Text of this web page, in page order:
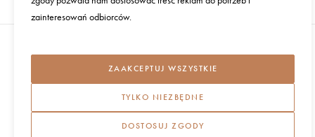
REGULAMIN I POLITYKA PRYWATNOŚCI
WSZYSTKIE PRAWA ZASTRZEŻONE
zainteresowań odbiorców.
ZAAKCEPTUJ WSZYSTKIE
TYLKO NIEZBĘDNE
DOSTOSUJ ZGODY